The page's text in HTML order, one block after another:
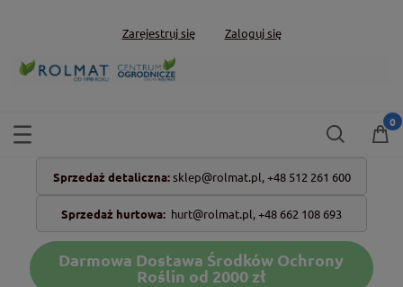
Zarejestruj się Zaloguj się
Sprzedaż detaliczna: sklep@rolmat.pl, +48 512 261 600
Sprzedaż hurtowa: hurt@rolmat.pl,+48 662 108 693
Darmowa Dostawa Środków Ochrony
Roślin od 2000 zł